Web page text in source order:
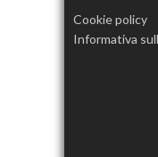
Cookie policy
Informativa